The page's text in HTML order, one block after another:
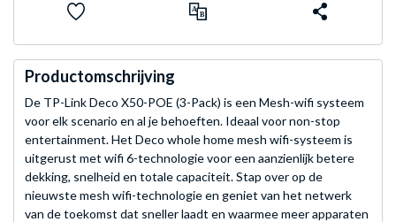
Productomschrijving
De TP-Link Deco X50-POE (3-Pack) is een Mesh-wifi systeem
voor elk scenario en al je behoeften. Ideaal voor non-stop
entertainment. Het Deco whole home mesh wifi-systeem is
uitgerust met wifi 6-technologie voor een aanzienlijk betere
dekking, snelheid en totale capaciteit. Stap over op de
nieuwste mesh wifi-technologie en geniet van het netwerk
van de toekomst dat sneller laadt en waarmee meer apparaten